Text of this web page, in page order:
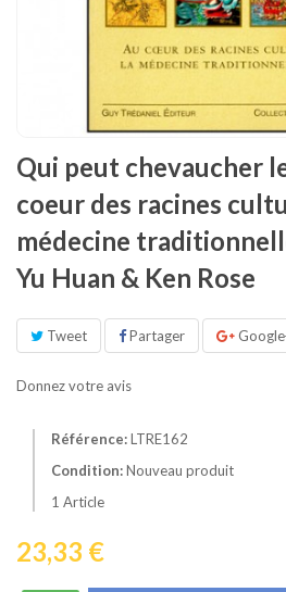
Qui peut chevaucher
coeur des racines
médecine
Yu Huan & Ken Rose
Tweet Partager
Donnez votre avis
Référence:LTRE162
Condition:Nouveau produit
1 Article
23,33 €